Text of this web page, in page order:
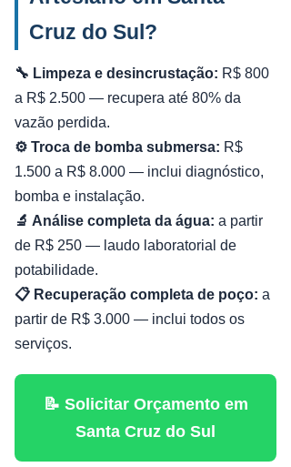
Cruz do Sul?
🔧 Limpeza e desincrustação: R$ 800
a R$ 2.500 — recupera até 80% da
vazão perdida.
⚙️ Troca de bomba submersa: R$
1.500 a R$ 8.000 — inclui diagnóstico,
bomba e instalação.
🔬 Análise completa da água: a partir
de R$ 250 — laudo laboratorial de
potabilidade.
📋 Recuperação completa de poço: a
partir de R$ 3.000 — inclui todos os
serviços.
📝 Solicitar Orçamento em
Santa Cruz do Sul